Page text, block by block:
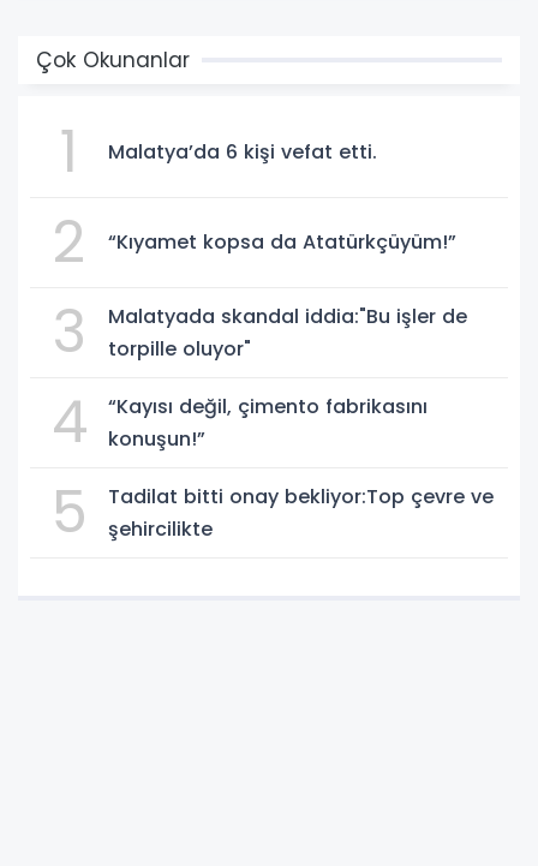
Çok Okunanlar
1 Malatya’da 6 kişi vefat etti.
2 “Kıyamet kopsa da Atatürkçüyüm!”
3
Malatyada skandal iddia:"Bu işler de
torpille oluyor"
4
“Kayısı değil, çimento fabrikasını
konuşun!”
5
Tadilat bitti onay bekliyor:Top çevre ve
şehircilikte